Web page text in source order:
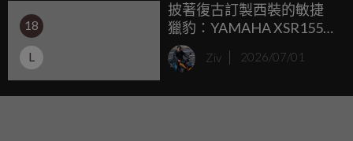
18
L
披著復古訂製西裝的敏捷
獵豹：YAMAHA XSR155
預告登陸 2026 南港重機展
Ziv 2026/07/01